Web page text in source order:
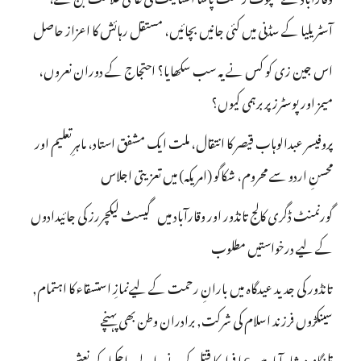
آسٹریلیا کے سڈنی میں کئی جانیں بچائیں، مستقل رہائش کا اعزاز حاصل
اس جین زی کو کس نے یہ سب سکھایا؟ احتجاج کے دوران نعروں،
میمز اور پوسٹرز پر برہمی کیوں؟
پروفیسر عبدالوہاب قیصر کا انتقال، ملت ایک مشفق استاد، ماہرِتعلیم اور
محسنِ اردو سے محروم، شکاگو (امریکہ) میں تعزیتی اجلاس
گورنمنٹ ڈگری کالج تانڈور اور وقارآباد میں گیسٹ لیکچررز کی جائیدادوں
کے لیے درخواستیں مطلوب
تانڈور کی جدید عیدگاہ میں بارانِ رحمت کے لیےنمازِ استسقاء کا اہتمام,
سینکڑوں فرزند اسلام کی شرکت, برادران وطن بھی پہنچے